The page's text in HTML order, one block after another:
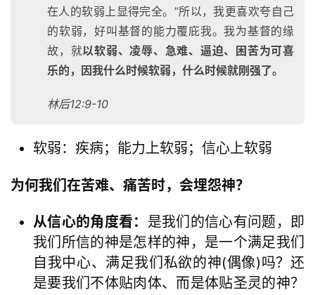
在人的软弱上显得完全。”所以，我更喜欢夸自己
的软弱，好叫基督的能力覆庇我。我为基督的缘
故，就以软弱、凌辱、急难、逼迫、困苦为可喜
乐的，因我什么时候软弱，什么时候就刚强了。
林后12:9-10
软弱：疾病；能力上软弱；信心上软弱
为何我们在苦难、痛苦时，会埋怨神？
从信心的角度看： 是我们的信心有问题，即
我们所信的神是怎样的神，是一个满足我们
自我中心、满足我们私欲的神(偶像)吗？还
是要我们不体贴肉体、而是体贴圣灵的神？